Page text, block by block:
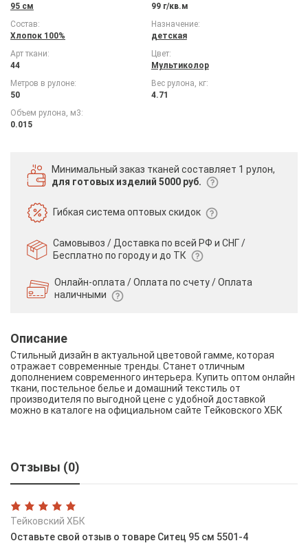
95 см
99 г/кв.м
Состав:
Хлопок 100%
Назначение:
детская
Арт ткани:
44
Цвет:
Мультиколор
Метров в рулоне:
50
Вес рулона, кг:
4.71
Объем рулона, м3:
0.015
Минимальный заказ тканей составляет 1 рулон,
для готовых изделий 5000 руб.
Гибкая системаоптовых скидок
Самовывоз / Доставка по всей РФ и СНГ /
Бесплатно по городу и до ТК
Онлайн-оплата / Оплата по счету /Оплата
наличными
Описание
Стильный дизайн в актуальной цветовой гамме, которая
отражает современные тренды. Станет отличным
дополнением современного интерьера. Купить оптом онлайн
ткани, постельное белье и домашний текстиль от
производителя по выгодной цене с удобной доставкой
можно в каталоге на официальном сайте Тейковского ХБК
Отзывы (0)
Тейковский ХБК
Оставьте свой отзыв о товаре Ситец 95 см 5501-4